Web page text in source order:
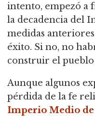
intento, empezó a
la decadencia del
medidas
éxito. Si no, no
construir el pueblo
Aunque algunos
pérdida de la fe
Imperio Medio